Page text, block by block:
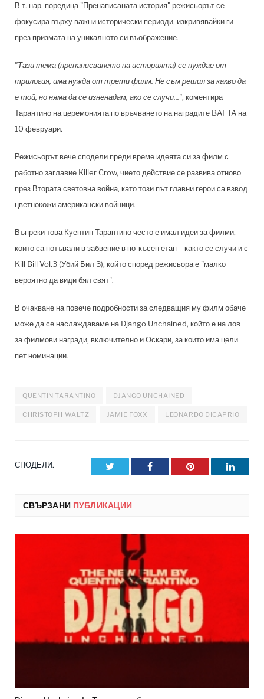
В т. нар. поредица "Пренаписаната история" режисьорът се
фокусира върху важни исторически периоди, изкривявайки ги
през призмата на уникалното си въображение.
"Тази тема (пренаписването на историята) се нуждае от
трилогия, има нужда от трети филм. Не съм решил за какво да
е той, но няма да се изненадам, ако се случи...", коментира
Тарантино на церемонията по връчването на наградите BAFTA на
10 февруари.
Режисьорът вече сподели преди време идеята си за филм с
работно заглавие Killer Crow, чието действие се развива отново
през Втората световна война, като този път главни герои са взвод
цветнокожи американски войници.
Въпреки това Куентин Тарантино често е имал идеи за филми,
които са потъвали в забвение в по-късен етап – както се случи и с
Kill Bill Vol.3 (Убий Бил 3), който според режисьора е "малко
вероятно да види бял свят".
В очакване на повече подробности за следващия му филм обаче
може да се наслаждаваме на Django Unchained, който е на лов
за филмови награди, включително и Оскари, за които има цели
пет номинации.
QUENTIN TARANTINO DJANGO UNCHAINED
CHRISTOPH WALTZ JAMIE FOXX LEONARDO DICAPRIO
СПОДЕЛИ. Facebook Pinterest
СВЪРЗАНИ ПУБЛИКАЦИИ